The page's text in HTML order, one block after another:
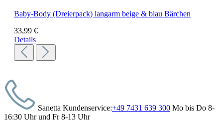
Baby-Body (Dreierpack) langarm beige & blau Bärchen
33,99 €
Details
Sanetta Kundenservice:+49 7431 639 300 Mo bis Do 8-
16:30 Uhr und Fr 8-13 Uhr